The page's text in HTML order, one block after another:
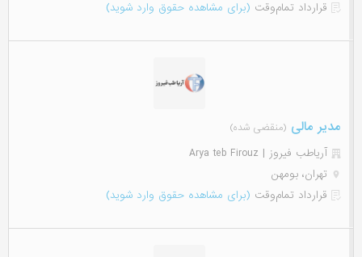
قرارداد تمام‌وقت (برای مشاهده حقوق وارد شوید)
مدیر مالی (منقضی شده)
آریاطب فیروز | Arya teb Firouz
تهران، بومهن
قرارداد تمام‌وقت (برای مشاهده حقوق وارد شوید)